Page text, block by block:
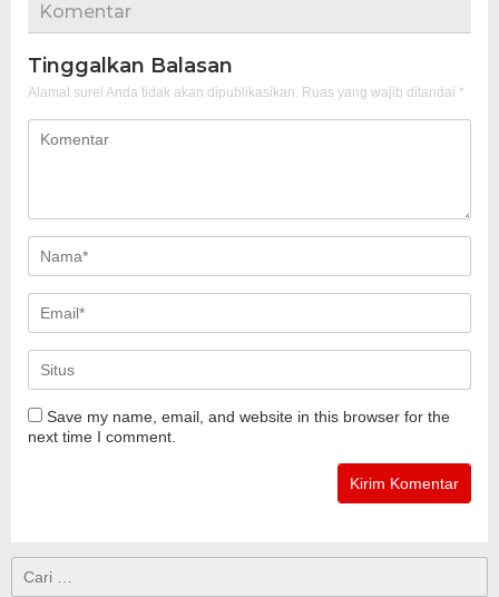
Komentar
Tinggalkan Balasan
Alamat surel Anda tidak akan dipublikasikan. Ruas yang wajib ditandai *
Save my name, email, and website in this browser for the
next time I comment.
untuk: